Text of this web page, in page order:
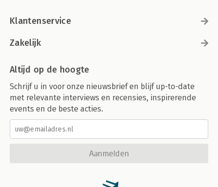
Klantenservice
Zakelijk
Altijd op de hoogte
Schrijf u in voor onze nieuwsbrief en blijf up-to-date
met relevante interviews en recensies, inspirerende
events en de beste acties.
Aanmelden